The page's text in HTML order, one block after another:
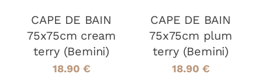
CAPE DE BAIN
75x75cm cream
terry (Bemini)
18.90 €
CAPE DE BAIN
75x75cm plum
terry (Bemini)
18.90 €